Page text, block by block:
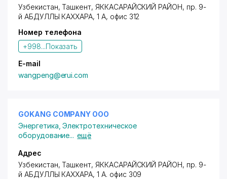
Узбекистан, Ташкент, ЯККАСАРАЙСКИЙ РАЙОН, пр. 9-
й АБДУЛЛЫ КАХХАРА, 1 А, офис 312
Номер телефона
+998...Показать
E-mail
wangpeng@erui.com
GOKANG COMPANY ООО
Энергетика ,Электротехническое
оборудование... ещё
Адрес
Узбекистан, Ташкент, ЯККАСАРАЙСКИЙ РАЙОН, пр. 9-
й АБДУЛЛЫ КАХХАРА, 1 А. офис 309